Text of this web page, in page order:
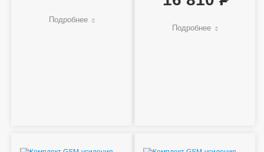
Подробнее
Подробнее